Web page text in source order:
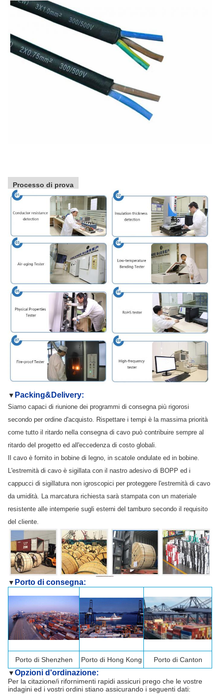
Processo di prova
▼ Packing&Delivery:
Siamo capaci di riunione dei programmi di consegna più rigorosi
secondo per ordine d'acquisto. Rispettare i tempi è la massima priorità
come tutto il ritardo nella consegna di cavo può contribuire sempre al
ritardo del progetto ed all'eccedenza di costo globali.
Il cavo è fornito in bobine di legno, in scatole ondulate ed in bobine.
L'estremità di cavo è sigillata con il nastro adesivo di BOPP ed i
cappucci di sigillatura non igroscopici per proteggere l'estremità di cavo
da umidità. La marcatura richiesta sarà stampata con un materiale
resistente alle intemperie sugli esterni del tamburo secondo il requisito
del cliente.
▼ Porto di consegna:
Porto diShenzhen Porto di Hong Kong
Porto di Canton
▼Opzioni d'ordinazione:
Per la citazione/i rifornimenti rapidi assicuri prego che le vostre
indagini ed i vostri ordini stiano assicurando i seguenti dati: